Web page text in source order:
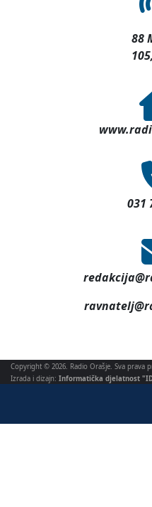
88
031
Copyright © 2026. Radio Orašje. Sva prava
Izrada i dizajn: Informatička djelatnost